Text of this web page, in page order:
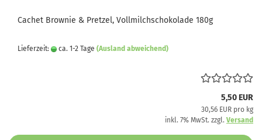
Cachet Brownie & Pretzel, Vollmilchschokolade 180g
Lieferzeit: ca. 1-2 Tage (Ausland abweichend)
5,50 EUR
30,56 EUR pro kg
inkl. 7% MwSt. zzgl. Versand